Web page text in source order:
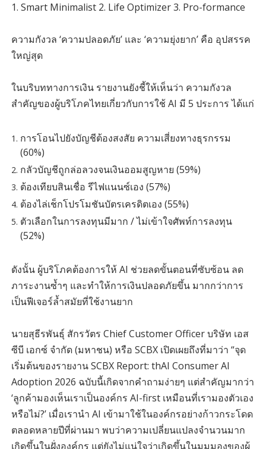
1. Smart Minimalist 2. Life Optimizer 3. Pro-formance
ความกังวล ‘ความปลอดภัย’ และ ‘ความยุ่งยาก’ คือ อุปสรรค
ใหญ่สุด
ในบริบททางการเงิน รายงานยังชี้ให้เห็นว่า ความกังวล
สำคัญของผู้บริโภคไทยเกี่ยวกับการใช้ AI มี 5 ประการ ได้แก่
การโอนไปยังบัญชีต้องสงสัย ความเสี่ยงทางธุรกรรม
(60%)
กลัวบัญชีถูกล่อลวงจนเงินออมสูญหาย (59%)
ต้องเทียบสินเชื่อ รีไฟแนนซ์เอง (57%)
ต้องไล่เช็กโปรโมชันบัตรเครดิตเอง (55%)
ตัวเลือกในการลงทุนมีมาก / ไม่เข้าใจศัพท์การลงทุน
(52%)
ดังนั้น ผู้บริโภคต้องการให้ AI ช่วยลดขั้นตอนที่ซับซ้อน ลด
ภาระงานซ้ำๆ และทำให้การเงินปลอดภัยขึ้น มากกว่าการ
เป็นฟีเจอร์ล้ำสมัยที่ใช้งานยาก
นายสุธีรพันธุ์ สักรวัตร Chief Customer Officer บริษัท เอส
ซีบี เอกซ์ จำกัด (มหาชน) หรือ SCBX เปิดเผยถึงที่มาว่า “จุด
เริ่มต้นของรายงาน SCBX Report: thAI Consumer AI
Adoption 2026 ฉบับนี้เกิดจากคำถามง่ายๆ แต่สำคัญมากว่า
‘ลูกค้ามองเห็นเราเป็นองค์กร AI-first เหมือนที่เรามองตัวเอง
หรือไม่?’ เมื่อเรานำ AI เข้ามาใช้ในองค์กรอย่างก้าวกระโดด
ตลอดหลายปีที่ผ่านมา พบว่าความเปลี่ยนแปลงจำนวนมาก
เกิดขึ้นในฝั่งองค์กร แต่ยังไม่แน่ใจว่าเกิดขึ้นในมุมมองของผู้